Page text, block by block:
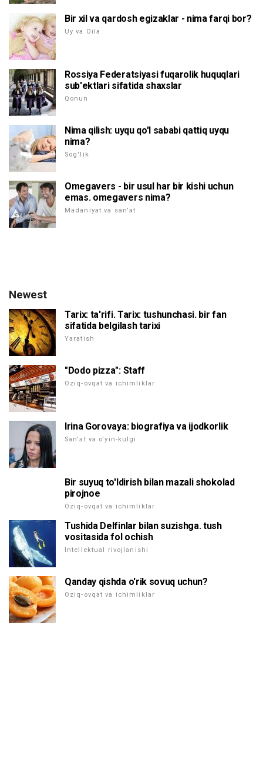
Bir xil va qardosh egizaklar - nima farqi bor?
Uy va Oila
Rossiya Federatsiyasi fuqarolik huquqlari
sub'ektlari sifatida shaxslar
Qonun
Nima qilish: uyqu qo'l sababi qattiq uyqu
nima?
Sog'lik
Omegavers - bir usul har bir kishi uchun
emas. omegavers nima?
Madaniyat va san'at
Newest
Tarix: ta'rifi. Tarix: tushunchasi. bir fan
sifatida belgilash tarixi
Yaratish
"Dodo pizza": Staff
Oziq-ovqat va ichimliklar
Irina Gorovaya: biografiya va ijodkorlik
San'at va o'yin-kulgi
Bir suyuq to'ldirish bilan mazali shokolad
pirojnoe
Oziq-ovqat va ichimliklar
Tushida Delfinlar bilan suzishga. tush
vositasida fol ochish
Intellektual rivojlanishi
Qanday qishda o'rik sovuq uchun?
Oziq-ovqat va ichimliklar